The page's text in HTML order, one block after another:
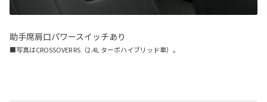
助手席肩口パワースイッチあり
■写真はCROSSOVER RS（2.4L ターボハイブリッド車）。